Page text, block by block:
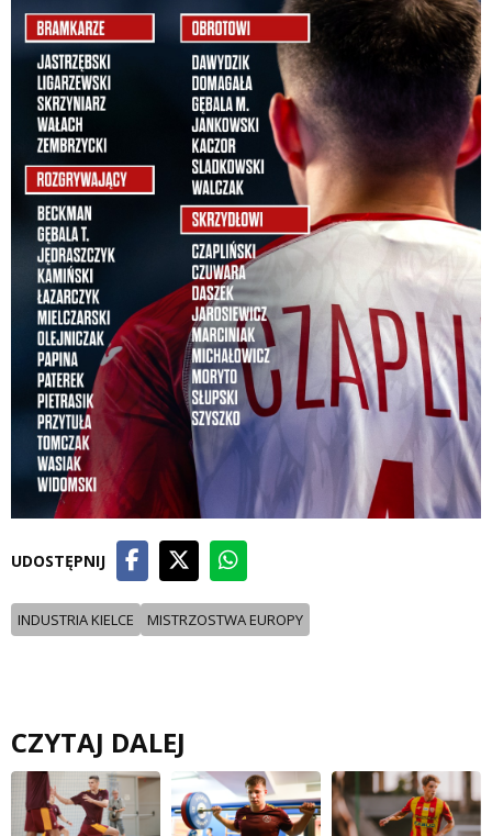
UDOSTĘPNIJ
INDUSTRIA KIELCE MISTRZOSTWA EUROPY
CZYTAJ DALEJ